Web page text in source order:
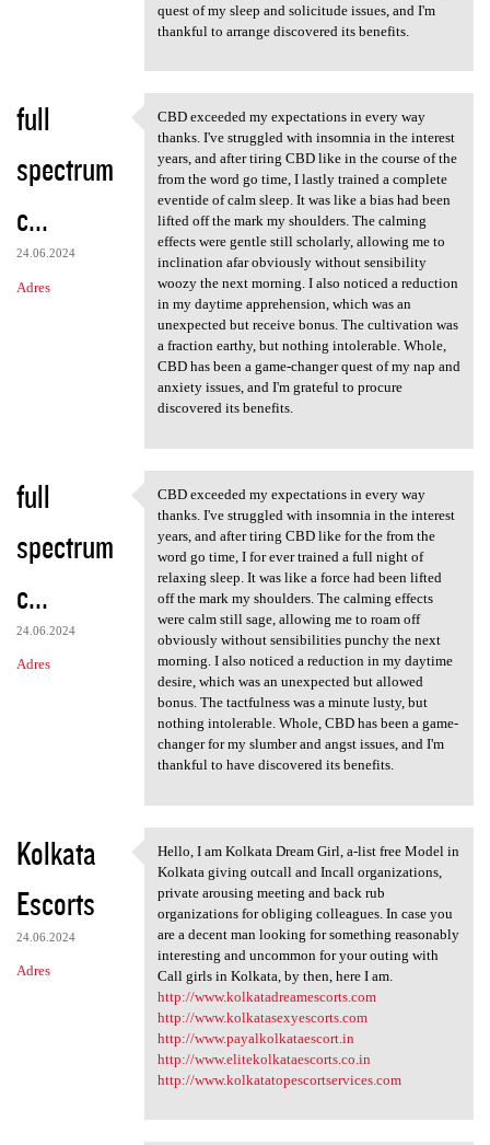
quest of my sleep and solicitude issues, and I'm
thankful to arrange discovered its benefits.
full
spectrum
c...
24.06.2024
Adres
CBD exceeded my expectations
CBD exceeded my expectations in every way
thanks. I've struggled with insomnia in the interest
years, and after tiring CBD like in the course of the
from the word go time, I lastly trained a complete
eventide of calm sleep. It was like a bias had been
lifted off the mark my shoulders. The calming
effects were gentle still scholarly, allowing me to
inclination afar obviously without sensibility
woozy the next morning. I also noticed a reduction
in my daytime apprehension, which was an
unexpected but receive bonus. The cultivation was
a fraction earthy, but nothing intolerable. Whole,
CBD has been a game-changer quest of my nap and
anxiety issues, and I'm grateful to procure
discovered its benefits.
full
spectrum
c...
24.06.2024
Adres
CBD exceeded my expectations
CBD exceeded my expectations in every way
thanks. I've struggled with insomnia in the interest
years, and after tiring CBD like for the from the
word go time, I for ever trained a full night of
relaxing sleep. It was like a force had been lifted
off the mark my shoulders. The calming effects
were calm still sage, allowing me to roam off
obviously without sensibilities punchy the next
morning. I also noticed a reduction in my daytime
desire, which was an unexpected but allowed
bonus. The tactfulness was a minute lusty, but
nothing intolerable. Whole, CBD has been a game-
changer for my slumber and angst issues, and I'm
thankful to have discovered its benefits.
Kolkata
Escorts
24.06.2024
Adres
Hello, I am Kolkata Dream
Hello, I am Kolkata Dream Girl, a-list free Model in
Kolkata giving outcall and Incall organizations,
private arousing meeting and back rub
organizations for obliging colleagues. In case you
are a decent man looking for something reasonably
interesting and uncommon for your outing with
Call girls in Kolkata, by then, here I am.
http://www.kolkatadreamescorts.com
http://www.kolkatasexyescorts.com
http://www.payalkolkataescort.in
http://www.elitekolkataescorts.co.in
http://www.kolkatatopescortservices.com